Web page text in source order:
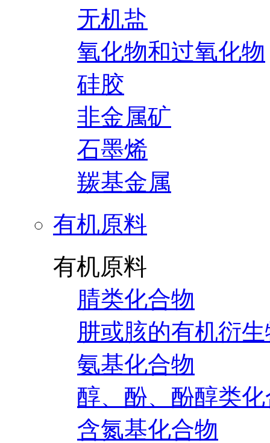
无机盐
氧化物和过氧化物
硅胶
非金属矿
石墨烯
羰基金属
有机原料
有机原料
腈类化合物
肼或胲的有机衍
氨基化合物
醇、酚、酚醇类
含氮基化合物